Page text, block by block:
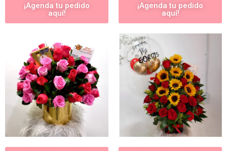
¡Agenda tu pedido
aquí!
¡Agenda tu pedido
aquí!